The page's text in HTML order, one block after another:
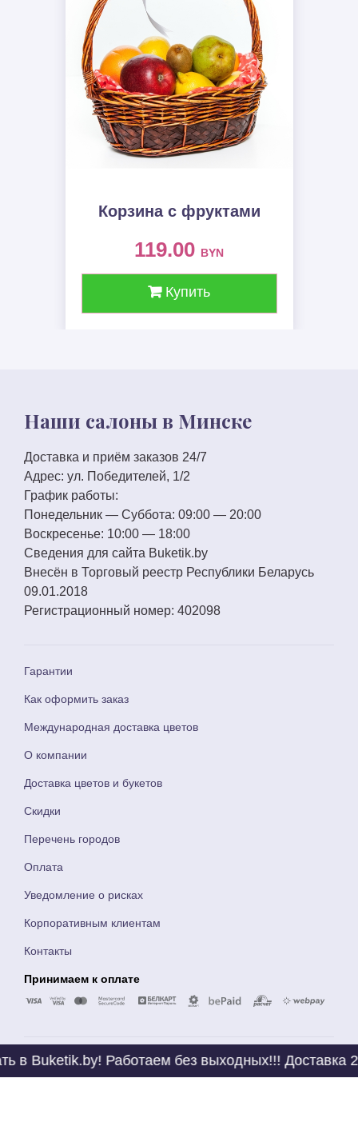
Корзина с фруктами
119.00 BYN
Купить
Наши салоны в Минске
Доставка и приём заказов 24/7
Адрес: ул. Победителей, 1/2
График работы:
Понедельник — Суббота: 09:00 — 20:00
Воскресенье: 10:00 — 18:00
Сведения для сайта Buketik.by
Внесён в Торговый реестр Республики Беларусь
09.01.2018
Регистрационный номер: 402098
Гарантии
Как оформить заказ
Международная доставка цветов
О компании
Доставка цветов и букетов
Скидки
Перечень городов
Оплата
Уведомление о рисках
Корпоративным клиентам
Контакты
Принимаем к оплате
© ЧТУП Букетик Бай 2018
Работаем без выходных!!! Доставка 24/7!! .